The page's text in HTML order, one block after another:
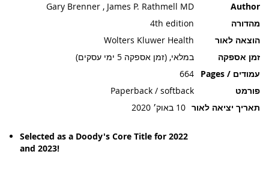
Author
Gary Brenner , James P. Rathmell MD
מהדורה
4th edition
הוצאה לאור
Wolters Kluwer Health
זמן אספקה
במלאי, (זמן אספקה 5 ימי עסקים)
עמודים / Pages
664
פורמט
Paperback / softback
תאריך יציאה לאור 10 באוק׳ 2020
Selected as a Doody's Core Title for 2022
and 2023!